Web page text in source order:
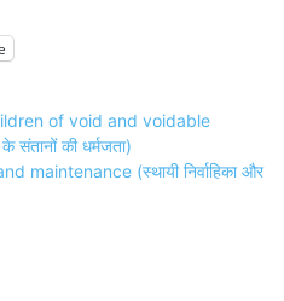
of void and voidable
संतानों की धर्मजता)
maintenance (स्थायी निर्वाहिका और